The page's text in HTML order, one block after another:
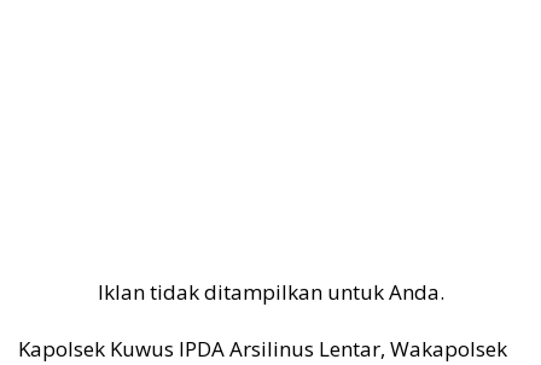
Iklan tidak ditampilkan untuk Anda.
Kapolsek Kuwus IPDA Arsilinus Lentar, Wakapolsek